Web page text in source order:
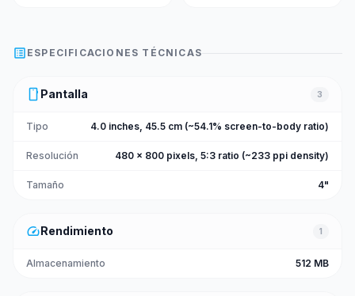
list_alt ESPECIFICACIONES TÉCNICAS
smartphone Pantalla 3
Tipo 4.0 inches, 45.5 cm (~54.1% screen-to-body ratio)
Resolución 480 x 800 pixels, 5:3 ratio (~233 ppi density)
Tamaño 4"
speedRendimiento 1
Almacenamiento 512 MB